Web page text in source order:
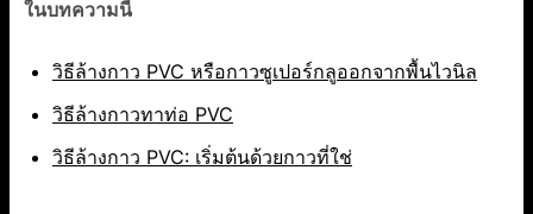
ในบทความนี้
วิธีล้างกาว PVC หรือกาวซูเปอร์กลูออกจากพื้นไวนิล
วิธีล้างกาวทาท่อ PVC
วิธีล้างกาว PVC: เริ่มต้นด้วยกาวที่ใช่